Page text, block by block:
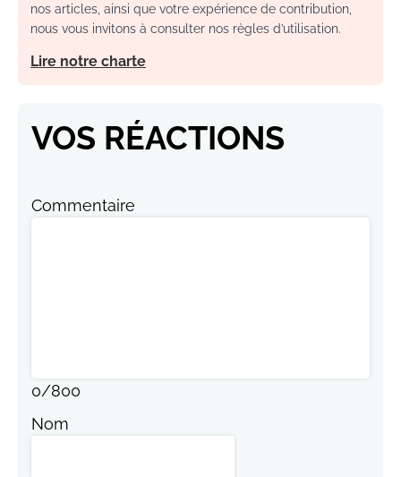
nos articles, ainsi que votre expérience de contribution,
nous vous invitons à consulter nos règles d’utilisation.
Lire notre charte
VOS RÉACTIONS
Commentaire
0/800
Nom